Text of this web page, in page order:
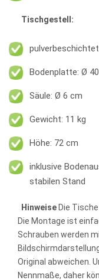
Tischgestell:
Bodenplatte: Ø
Säule: Ø 6 cm
Gewicht: 11 kg
Höhe: 72 cm
inklusive
stabilen Stand
Hinweise Die
Die Montage ist
Schrauben werden
Original abweichen.
Nennmaße, daher